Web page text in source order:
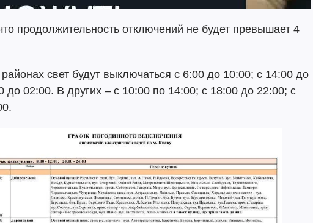
продолжительность отключений не будет превышает 4
свет будут выключаться с 6:00 до 10:00; с 14:00 до
до 02:00. В других – с 10:00 по 14:00; с 18:00 до 22:00; с